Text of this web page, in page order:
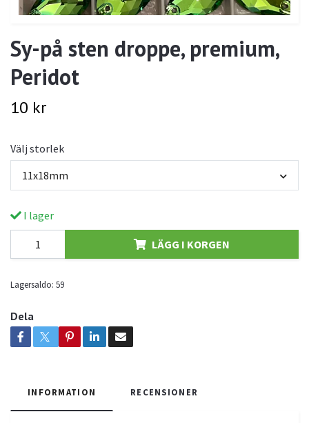
Sy-på sten droppe, premium,
Peridot
10 kr
Välj storlek
11x18mm
I lager
LÄGG I KORGEN
Lagersaldo: 59
Dela
INFORMATION RECENSIONER